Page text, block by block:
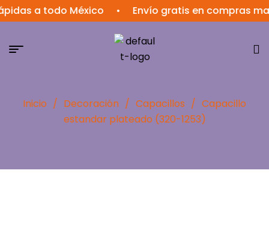
a todo México Envío gratis en compras
Inicio / Decoración / Capacillos / Capacillo
estandar plateado (320-1253)